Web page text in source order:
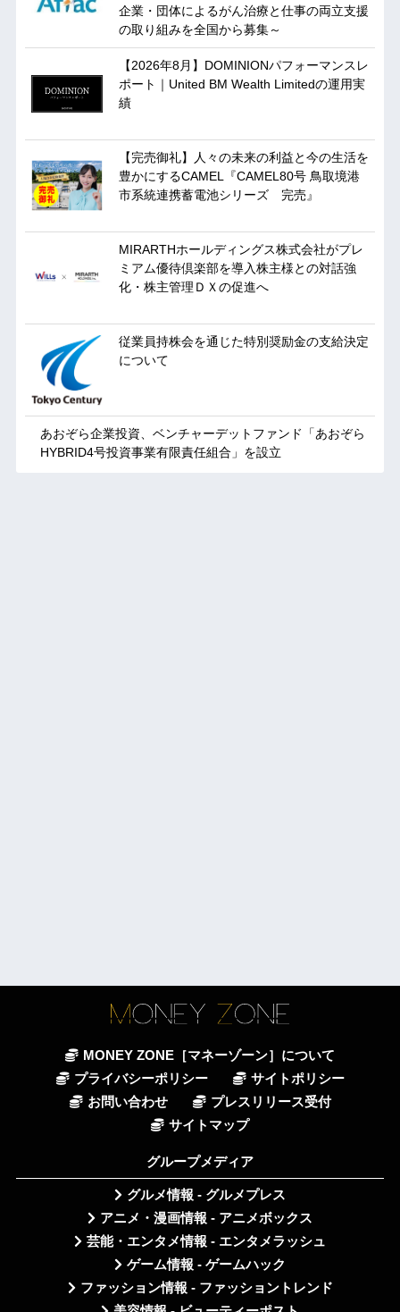
企業・団体によるがん治療と仕事の両立支援
の取り組みを全国から募集～
【2026年8月】DOMINIONパフォーマンスレ
ポート｜United BM Wealth Limitedの運用実
績
【完売御礼】人々の未来の利益と今の生活を
豊かにするCAMEL『CAMEL80号 鳥取境港
市系統連携蓄電池シリーズ 完売』
MIRARTHホールディングス株式会社がプレ
ミアム優待倶楽部を導入株主様との対話強
化・株主管理ＤＸの促進へ
従業員持株会を通じた特別奨励金の支給決定
について
あおぞら企業投資、ベンチャーデットファンド「あおぞら
HYBRID4号投資事業有限責任組合」を設立
MONEY ZONE［マネーゾーン］について
プライバシーポリシー
サイトポリシー
お問い合わせ
プレスリリース受付
サイトマップ
グループメディア
グルメ情報 - グルメプレス
アニメ・漫画情報 - アニメボックス
芸能・エンタメ情報 - エンタメラッシュ
ゲーム情報 - ゲームハック
ファッション情報 - ファッショントレンド